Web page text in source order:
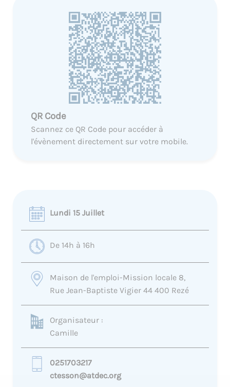
QR Code
Scannez ce QR Code pour accéder à
l'évènement directement sur votre mobile.
Lundi 15 Juillet
De 14h à 16h
Maison de l'emploi-Mission locale 8,
Rue Jean-Baptiste Vigier 44 400 Rezé
Organisateur :
Camille
0251703217
ctesson@atdec.org